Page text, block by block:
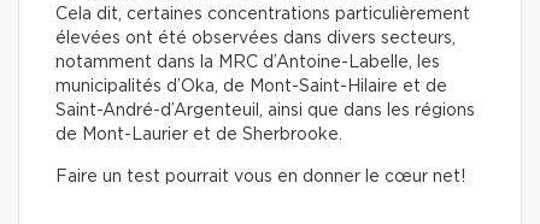
Cela dit, certaines concentrations particulièrement
élevées ont été observées dans divers secteurs,
notamment dans la MRC d’Antoine-Labelle, les
municipalités d’Oka, de Mont-Saint-Hilaire et de
Saint-André-d’Argenteuil, ainsi que dans les régions
de Mont-Laurier et de Sherbrooke.
Faire un test pourrait vous en donner le cœur net!